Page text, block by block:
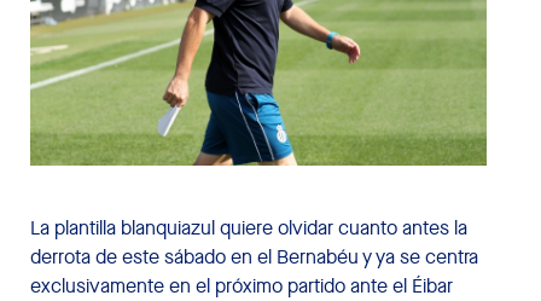
La plantilla blanquiazul quiere olvidar cuanto antes la
derrota de este sábado en el Bernabéu y ya se centra
exclusivamente en el próximo partido ante el Éibar